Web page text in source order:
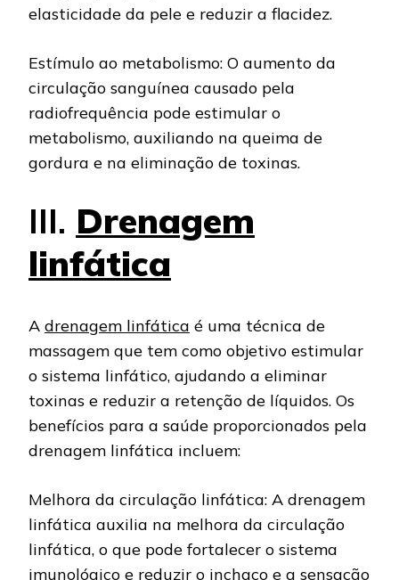
elasticidade da pele e reduzir a flacidez.
Estímulo ao metabolismo: O aumento da
circulação sanguínea causado pela
radiofrequência pode estimular o
metabolismo, auxiliando na queima de
gordura e na eliminação de toxinas.
III. Drenagem
linfática
A drenagem linfática é uma técnica de
massagem que tem como objetivo estimular
o sistema linfático, ajudando a eliminar
toxinas e reduzir a retenção de líquidos. Os
benefícios para a saúde proporcionados pela
drenagem linfática incluem:
Melhora da circulação linfática: A drenagem
linfática auxilia na melhora da circulação
linfática, o que pode fortalecer o sistema
imunológico e reduzir o inchaço e a sensação